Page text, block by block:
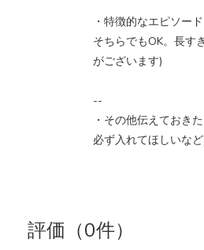
・特徴的なエピソー
そちらでもOK。長す
がございます)
--
・その他伝えておき
必ず入れてほしいな
評価（0件）